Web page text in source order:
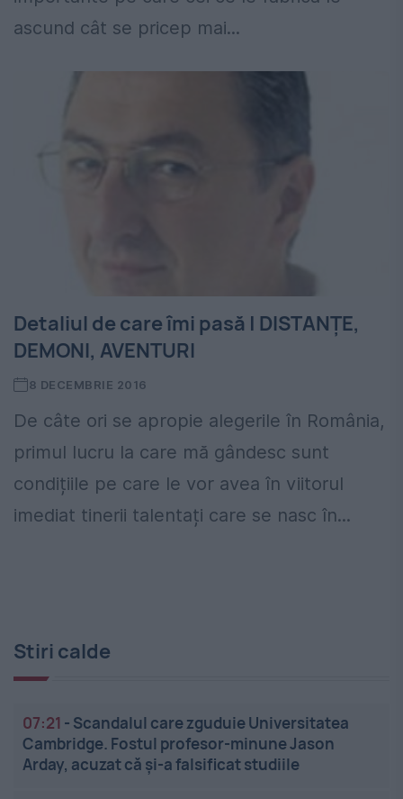
ascund cât se pricep mai...
Detaliul de care îmi pasă | DISTANȚE,
DEMONI, AVENTURI
8 DECEMBRIE 2016
De câte ori se apropie alegerile în România,
primul lucru la care mă gândesc sunt
condițiile pe care le vor avea în viitorul
imediat tinerii talentați care se nasc în...
Stiri calde
07:21 - Scandalul care zguduie Universitatea
Cambridge. Fostul profesor-minune Jason
Arday, acuzat că și-a falsificat studiile